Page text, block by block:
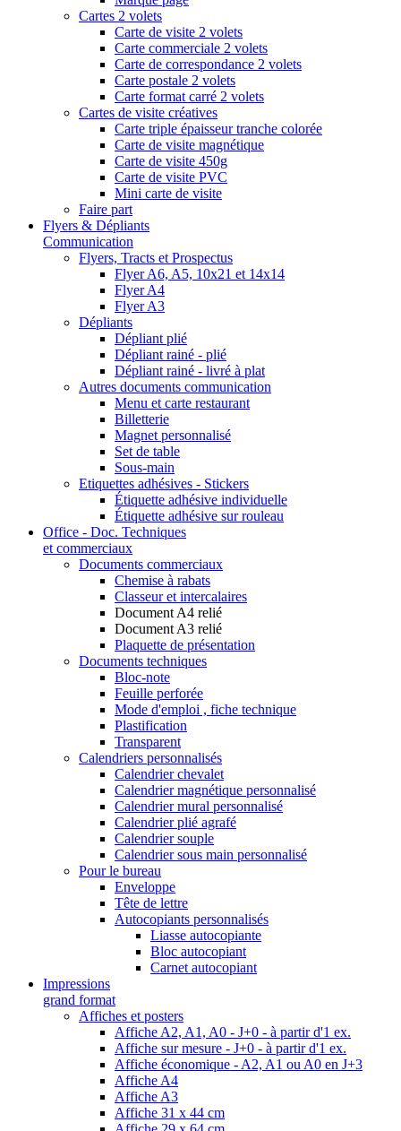
Cartes 2 volets
Carte de visite 2 volets
Carte commerciale 2 volets
Carte de correspondance 2 volets
Carte postale 2 volets
Carte format carré 2 volets
Cartes de visite créatives
Carte triple épaisseur tranche colorée
Carte de visite magnétique
Carte de visite 450g
Carte de visite PVC
Mini carte de visite
Faire part
Flyers & Dépliants
Communication
Flyers, Tracts et Prospectus
Flyer A6, A5, 10x21 et 14x14
Flyer A4
Flyer A3
Dépliants
Dépliant plié
Dépliant rainé - plié
Dépliant rainé - livré à plat
Autres documents communication
Menu et carte restaurant
Billetterie
Magnet personnalisé
Set de table
Sous-main
Etiquettes adhésives - Stickers
Étiquette adhésive individuelle
Étiquette adhésive sur rouleau
Office - Doc. Techniques
et commerciaux
Documents commerciaux
Chemise à rabats
Classeur et intercalaires
Document A4 relié
Document A3 relié
Plaquette de présentation
Documents techniques
Bloc-note
Feuille perforée
Mode d'emploi , fiche technique
Plastification
Transparent
Calendriers personnalisés
Calendrier chevalet
Calendrier magnétique personnalisé
Calendrier mural personnalisé
Calendrier plié agrafé
Calendrier souple
Calendrier sous main personnalisé
Pour le bureau
Enveloppe
Tête de lettre
Autocopiants personnalisés
Liasse autocopiante
Bloc autocopiant
Carnet autocopiant
Impressions
grand format
Affiches et posters
Affiche A2, A1, A0 - J+0 - à partir d'1 ex.
Affiche sur mesure - J+0 - à partir d'1 ex.
Affiche économique - A2, A1 ou A0 en J+3
Affiche A4
Affiche A3
Affiche 31 x 44 cm